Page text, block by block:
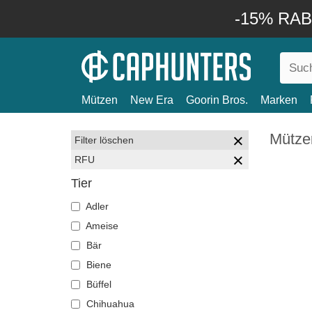
-15%
Mützen New Era Goorin Bros. Marken
Filter löschen
RFU
Tier
Adler
Ameise
Bär
Biene
Büffel
Chihuahua